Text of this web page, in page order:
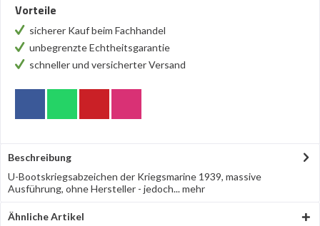
Vorteile
sicherer Kauf beim Fachhandel
unbegrenzte Echtheitsgarantie
schneller und versicherter Versand
Beschreibung
U-Bootskriegsabzeichen der Kriegsmarine 1939, massive
Ausführung, ohne Hersteller - jedoch...mehr
Ähnliche Artikel